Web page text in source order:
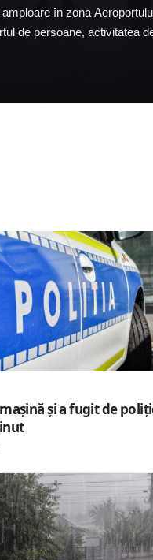
în zona
de persoane, activitatea
și a fugit de